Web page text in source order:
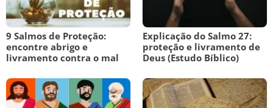
9 Salmos de Proteção:
encontre abrigo e
livramento contra o mal
Explicação do Salmo 27:
proteção e livramento de
Deus (Estudo Bíblico)